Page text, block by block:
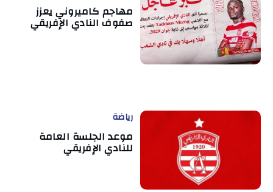
مهاجم كاميروني يعزز
صفوف النادي الإفريقي
رياضة
موعد الجلسة العامة
للنادي الإفريقي